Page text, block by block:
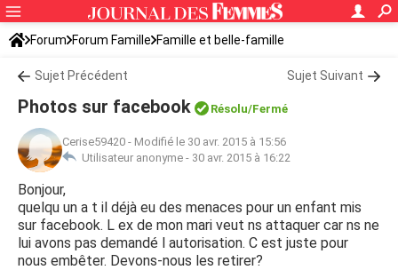
Forum Forum Famille Famille et belle-famille
Sujet Précédent Sujet Suivant
Photos sur facebook Résolu/Fermé
Cerise59420 - Modifié le 30 avr. 2015 à 15:56
Utilisateur anonyme - 30 avr. 2015 à 16:22
Bonjour,
quelqu un a t il déjà eu des menaces pour un enfant mis
sur facebook. L ex de mon mari veut ns attaquer car ns ne
lui avons pas demandé l autorisation. C est juste pour
nous embêter. Devons-nous les retirer?